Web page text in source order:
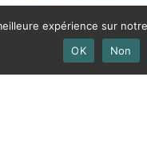
expérience sur
OK
Non